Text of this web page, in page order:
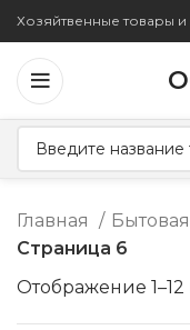
Хозяйтвенные товары
Главная
Страница 6
Отображение 1–12